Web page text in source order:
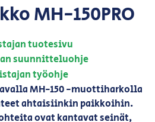
MH-150PRO
tuotesivu
suunnitteluohje
työohje
MH-150 -muottiharkolla
ahtaisiinkin paikkoihin.
ovat kantavat seinät,